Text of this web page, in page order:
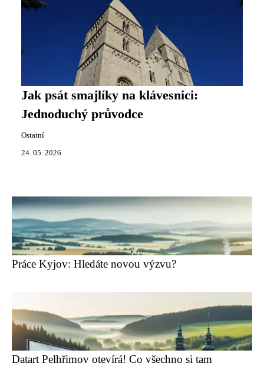
Jak psát smajlíky na klávesnici:
Jednoduchý průvodce
Ostatní
24. 05. 2026
Práce Kyjov: Hledáte novou výzvu?
Datart Pelhřimov otevírá! Co všechno si tam